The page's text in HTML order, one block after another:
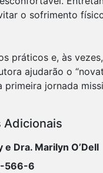
o sofrimento
práticos e, às
ajudarão o
primeira jornada
Adicionais
e Dra. Marilyn O’Dell
566-6